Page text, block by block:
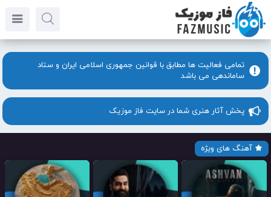
تمامی فعالیت ها مطابق با قوانین جمهوری اسلامی ایران و ستاد
ساماندهی می باشد
پخش آثار هنری شما در سایت فاز موزیک
آهنگ های ویژه